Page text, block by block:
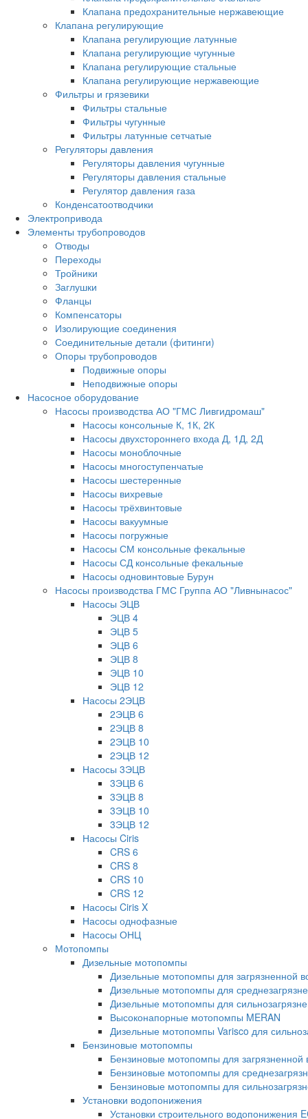
Клапана предохранительные нержавеющие
Клапана регулирующие
Клапана регулирующие латунные
Клапана регулирующие чугунные
Клапана регулирующие стальные
Клапана регулирующие нержавеющие
Фильтры и грязевики
Фильтры стальные
Фильтры чугунные
Фильтры латунные сетчатые
Регуляторы давления
Регуляторы давления чугунные
Регуляторы давления стальные
Регулятор давления газа
Конденсатоотводчики
Электропривода
Элементы трубопроводов
Отводы
Переходы
Тройники
Заглушки
Фланцы
Компенсаторы
Изолирующие соединения
Соединительные детали (фитинги)
Опоры трубопроводов
Подвижные опоры
Неподвижные опоры
Насосное оборудование
Насосы производства АО "ГМС Ливгидромаш"
Насосы консольные К, 1К, 2К
Насосы двухстороннего входа Д, 1Д, 2Д
Насосы моноблочные
Насосы многоступенчатые
Насосы шестеренные
Насосы вихревые
Насосы трёхвинтовые
Насосы вакуумные
Насосы погружные
Насосы СМ консольные фекальные
Насосы СД консольные фекальные
Насосы одновинтовые Бурун
Насосы производства ГМС Группа АО "Ливнынасос"
Насосы ЭЦВ
ЭЦВ 4
ЭЦВ 5
ЭЦВ 6
ЭЦВ 8
ЭЦВ 10
ЭЦВ 12
Насосы 2ЭЦВ
2ЭЦВ 6
2ЭЦВ 8
2ЭЦВ 10
2ЭЦВ 12
Насосы 3ЭЦВ
3ЭЦВ 6
3ЭЦВ 8
3ЭЦВ 10
3ЭЦВ 12
Насосы Ciris
CRS 6
CRS 8
CRS 10
CRS 12
Насосы Ciris X
Насосы однофазные
Насосы ОНЦ
Мотопомпы
Дизельные мотопомпы
Дизельные мотопомпы для загрязненной
Дизельные мотопомпы для
Дизельные мотопомпы для
Высоконапорные мотопомпы MERAN
Дизельные мотопомпы Varisco для
Бензиновые мотопомпы
Бензиновые мотопомпы для загрязненной
Бензиновые мотопомпы для
Бензиновые мотопомпы для
Установки водопонижения
Установки строительного водопонижения